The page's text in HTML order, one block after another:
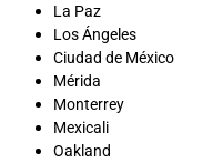
La Paz
Los Ángeles
Ciudad de México
Mérida
Monterrey
Mexicali
Oakland